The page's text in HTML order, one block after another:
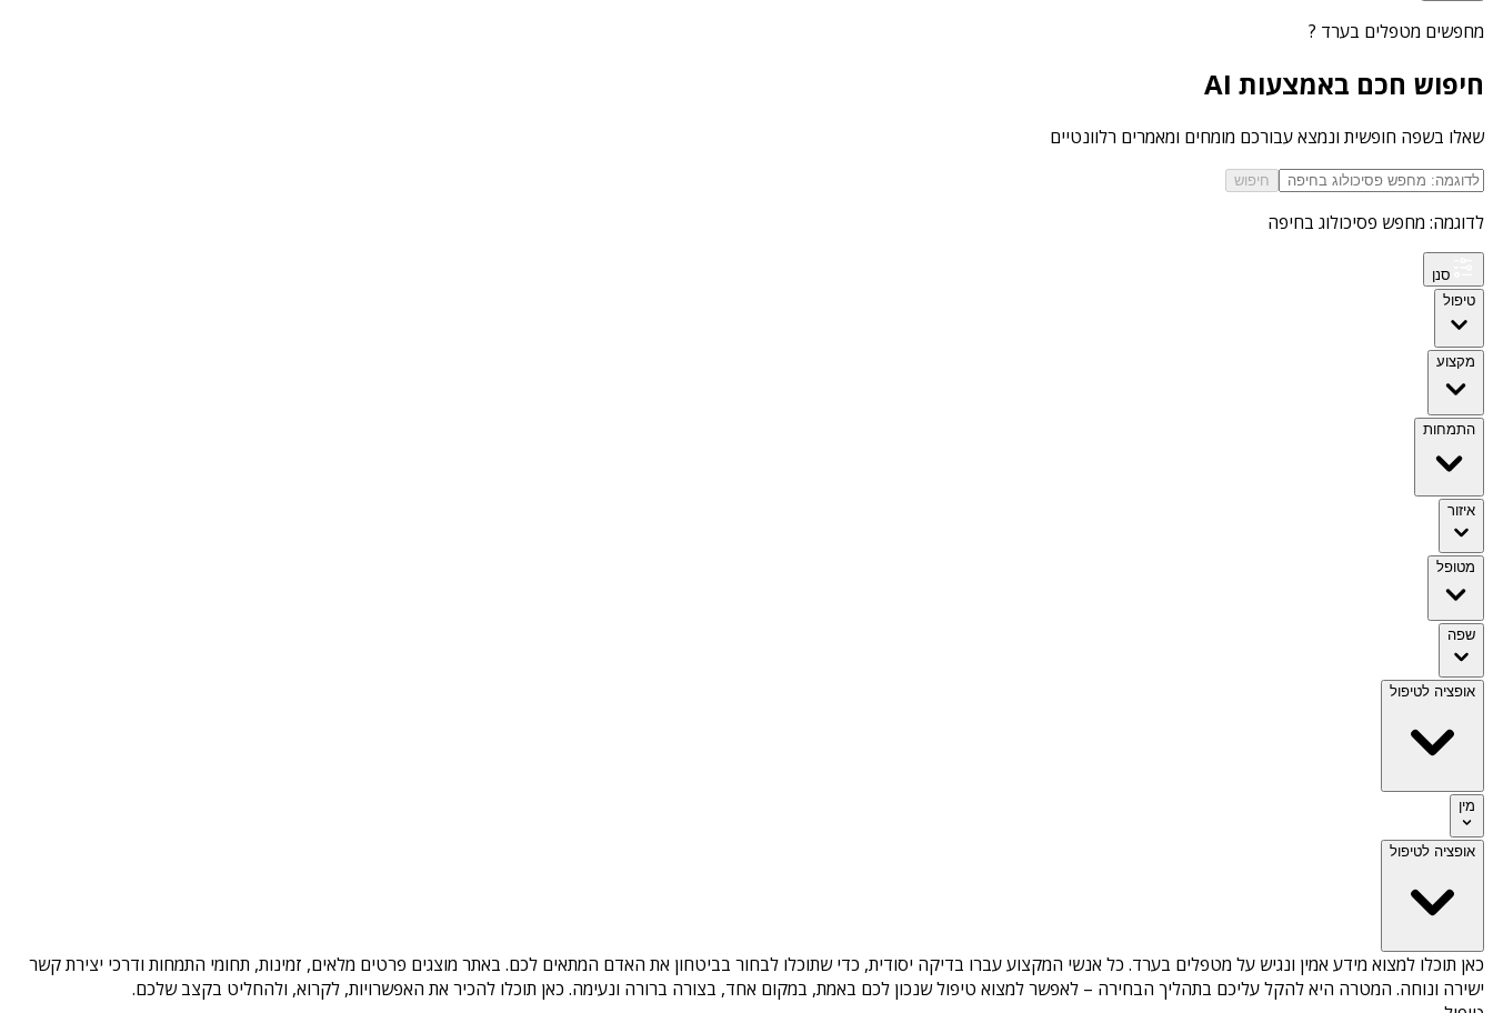
מחפשים מטפלים בערד ?
חיפוש חכם באמצעות AI
שאלו בשפה חופשית ונמצא עבורכם מומחים ומאמרים רלוונטיים
חיפוש
לדוגמה: מחפש פסיכולוג בחיפה
סנן
טיפול
מקצוע
התמחות
איזור
מטופל
שפה
אופציה לטיפול
מין
אופציה לטיפול
כאן תוכלו למצוא מידע אמין ונגיש על מטפלים בערד. כל אנשי המקצוע עברו בדיקה יסודית, כדי שתוכלו לבחור בביטחון את האדם המתאים לכם. באתר מוצגים פרטים מלאים, זמינות, תחומי התמחות ודרכי יצירת קשר
ישירה ונוחה. המטרה היא להקל עליכם בתהליך הבחירה – לאפשר למצוא טיפול שנכון לכם באמת, במקום אחד, בצורה ברורה ונעימה. כאן תוכלו להכיר את האפשרויות, לקרוא, ולהחליט בקצב שלכם.